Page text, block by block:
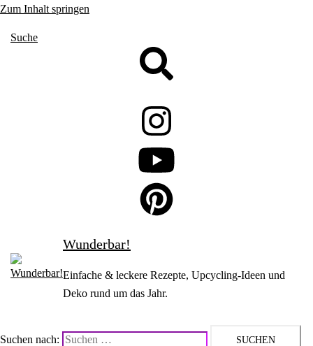
Zum Inhalt springen
Suche
Wunderbar!
Einfache & leckere Rezepte, Upcycling-Ideen und
Deko rund um das Jahr.
Suchen nach: